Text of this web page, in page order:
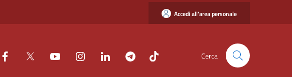
Accedi all'area personale
Cerca